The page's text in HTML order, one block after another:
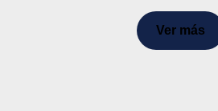
Ver más